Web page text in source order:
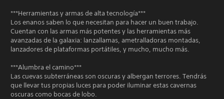
***Herramientas y armas de alta tecnología***
Los enanos saben lo que necesitan para hacer un buen trabajo.
Cuentan con las armas más potentes y las herramientas más
avanzadas de la galaxia: lanzallamas, ametralladoras montadas,
lanzadores de plataformas portátiles, y mucho, mucho más.
***Alumbra el camino***
Las cuevas subterráneas son oscuras y albergan terrores. Tendrás
que llevar tus propias luces para poder iluminar estas cavernas
oscuras como bocas de lobo.